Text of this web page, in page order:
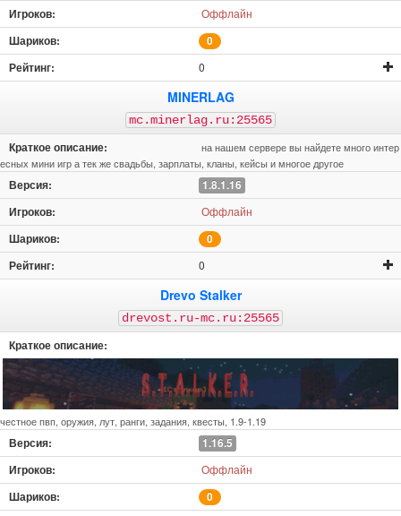
Оффлайн
0
0
MINERLAG
mc.minerlag.ru:25565
на нашем сервере вы найдете много интер
есных мини игр а тек же свадьбы, зарплаты, кланы, кейсы и многое другое
1.8.1.16
Оффлайн
0
0
Drevo Stalker
drevost.ru-mc.ru:25565
честное пвп, оружия, лут, ранги, задания, квесты, 1.9-1.19
1.16.5
Оффлайн
0